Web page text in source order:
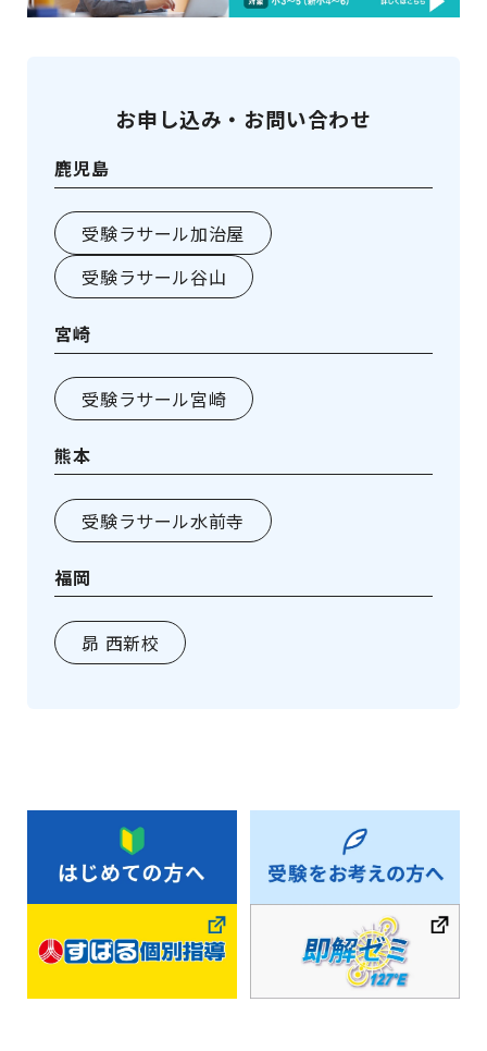
お申し込み・お問い合わせ
鹿児島
受験ラサール加治屋
受験ラサール谷山
宮崎
受験ラサール宮崎
熊本
受験ラサール水前寺
福岡
昴 西新校